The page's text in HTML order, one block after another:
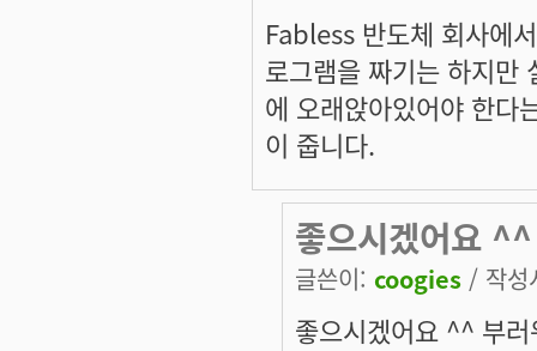
Fabless 반도체 회사에
로그램을 짜기는 하지만
에 오래앉아있어야 한다
이 줍니다.
좋으시겠어요 ^^
글쓴이: coogies / 작
좋으시겠어요 ^^ 부